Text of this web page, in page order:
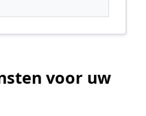
voor uw